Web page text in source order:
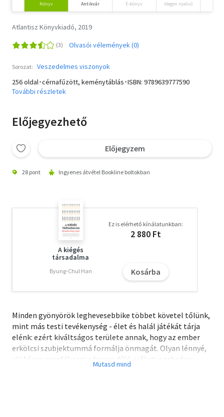
Könyv Antikvár E-könyv Idegen nyelvű
Atlantisz Könyvkiadó, 2019
Olvasói vélemények (0)
Sorozat: Veszedelmes viszonyok
256 oldal･cérnafűzött, keménytáblás･ISBN: 9789639777590
További részletek
Előjegyezhető
Előjegyzem
28 pont Ingyenes átvétel Bookline boltokban
A kiégés
társadalma
Byung-Chul Han
Ez is elérhető kínálatunkban:
2 880 Ft
Kosárba
Minden gyönyörök leghevesebbike többet követel tőlünk,
mint más testi tevékenység - élet és halál játékát tárja
elénk: ezért kiváltságos területe annak, hogy az ember
erkölcsi szubjektummá formálja önmagát. Olyan lénnyé,
aki képes megfékezni a benne dúló erőket, szabadon